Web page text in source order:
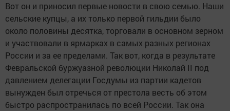
Вот он и приносил первые новости в свою семью. Наши
сельские купцы, а их только первой гильдии было
около половины десятка, торговали в основном зерном
и участвовали в ярмарках в самых разных регионах
России и за ее пределами. Так вот, когда в результате
Февральской буржуазной революции Николай II под
давлением делегации Госдумы из партии кадетов
вынужден был отречься от престола весть об этом
быстро распространилась по всей России. Так она